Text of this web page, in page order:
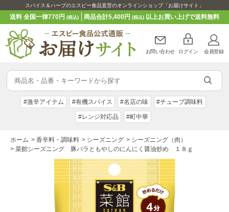
スパイス＆ハーブのエスビー食品直営のオンラインショップ「お届けサイト」
送料 全国一律770円(税込) 商品合計5,400円 (税込)以上お買い上げで送料無料
お問い合わせ ログイン 会員登録
#激辛アイテム #有機スパイス #名店の味 #チューブ調味料
#レンジ対応品 #町中華
ホーム > 香辛料・調味料 > シーズニング > シーズニング（肉）
> 菜館シーズニング 豚バラともやしのにんにく醤油炒め １８ｇ